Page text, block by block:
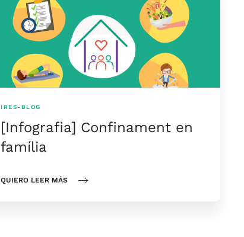
IRES-BLOG
[Infografia] Confinament en
família
QUIERO LEER MÁS